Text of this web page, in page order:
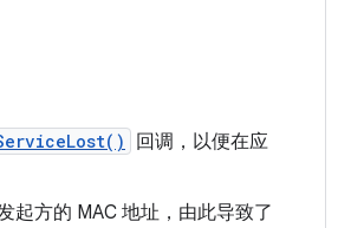
回调，以便在应
起方的 MAC 地址，由此导致了